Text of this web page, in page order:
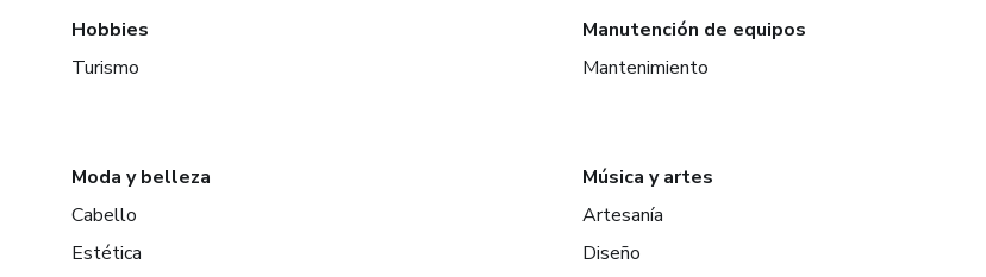
Hobbies
Turismo
Manutención de equipos
Mantenimiento
Moda y belleza
Cabello
Estética
Música y artes
Artesanía
Diseño